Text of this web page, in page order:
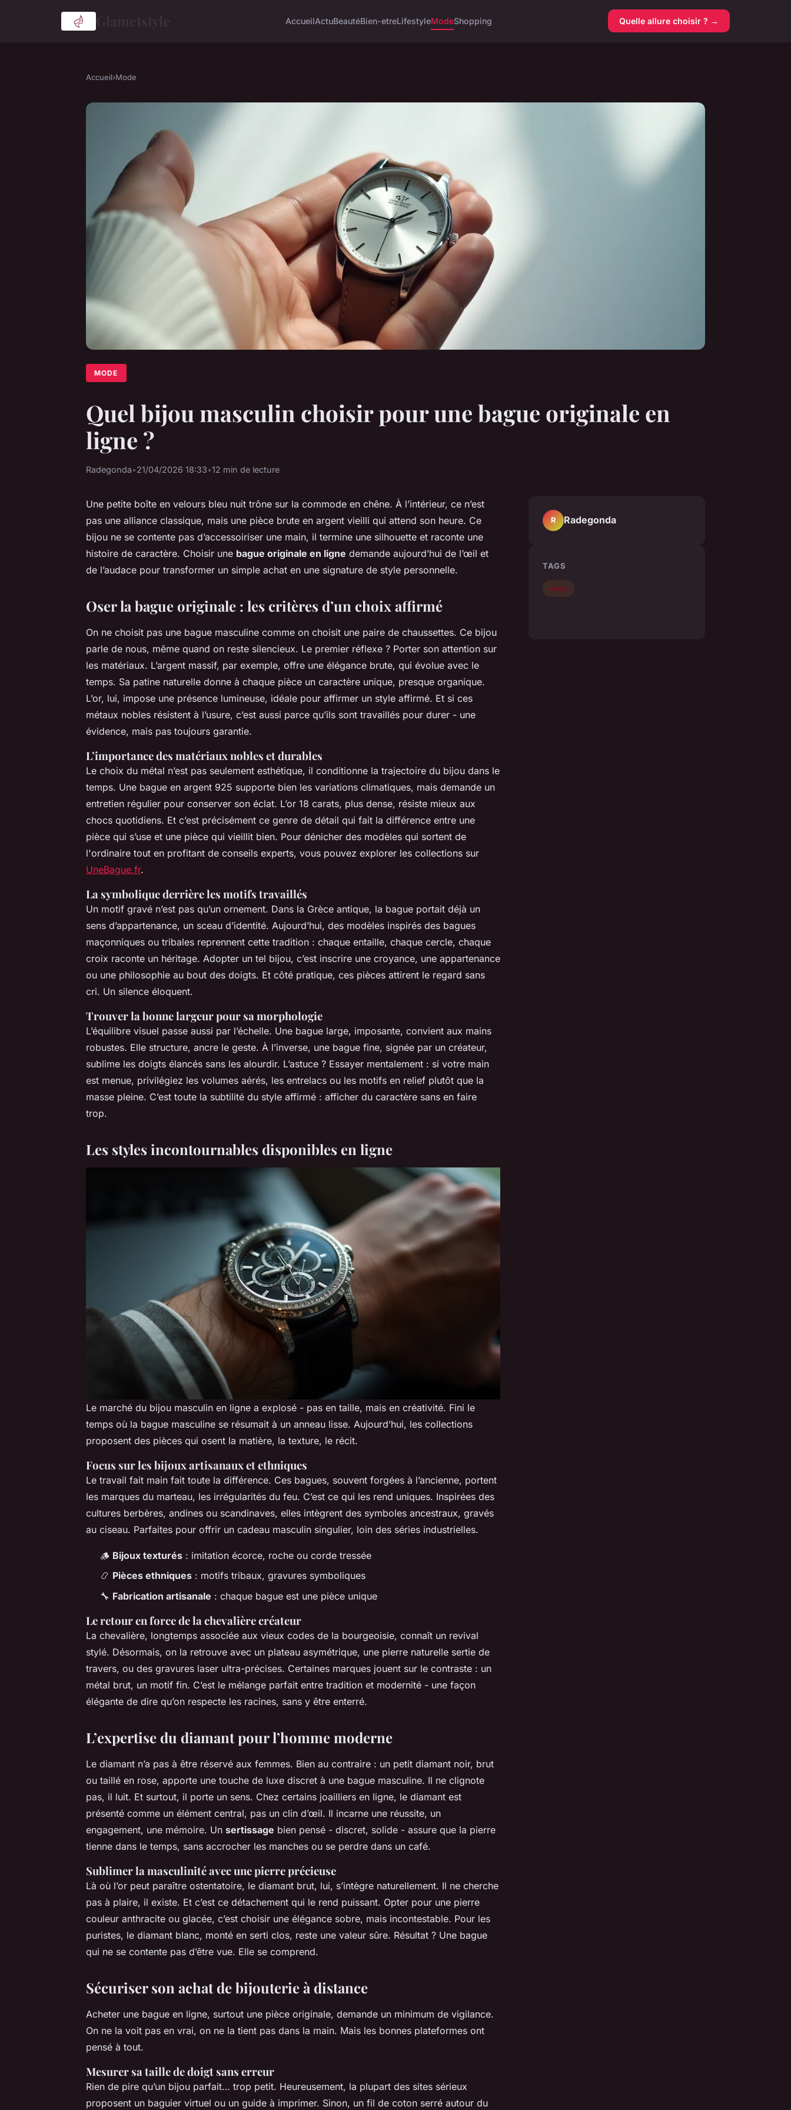
AccueilActuBeautéBien-etreLifestyleModeShopping Quelle allure choisir ? →
Accueil›Mode
MODE
Quel bijou masculin choisir pour une bague originale en
ligne ?
Radegonda•21/04/2026 18:33•12 min de lecture
Une petite boîte en velours bleu nuit trône sur la commode en chêne. À l’intérieur, ce n’est
pas une alliance classique, mais une pièce brute en argent vieilli qui attend son heure. Ce
bijou ne se contente pas d’accessoiriser une main, il termine une silhouette et raconte une
histoire de caractère. Choisir une bague originale en ligne demande aujourd’hui de l’œil et
de l’audace pour transformer un simple achat en une signature de style personnelle.
Oser la bague originale : les critères d’un choix affirmé
On ne choisit pas une bague masculine comme on choisit une paire de chaussettes. Ce bijou
parle de nous, même quand on reste silencieux. Le premier réflexe ? Porter son attention sur
les matériaux. L’argent massif, par exemple, offre une élégance brute, qui évolue avec le
temps. Sa patine naturelle donne à chaque pièce un caractère unique, presque organique.
L’or, lui, impose une présence lumineuse, idéale pour affirmer un style affirmé. Et si ces
métaux nobles résistent à l’usure, c’est aussi parce qu’ils sont travaillés pour durer - une
évidence, mais pas toujours garantie.
L’importance des matériaux nobles et durables
Le choix du métal n’est pas seulement esthétique, il conditionne la trajectoire du bijou dans le
temps. Une bague en argent 925 supporte bien les variations climatiques, mais demande un
entretien régulier pour conserver son éclat. L’or 18 carats, plus dense, résiste mieux aux
chocs quotidiens. Et c’est précisément ce genre de détail qui fait la différence entre une
pièce qui s’use et une pièce qui vieillit bien. Pour dénicher des modèles qui sortent de
l'ordinaire tout en profitant de conseils experts, vous pouvez explorer les collections sur
UneBague.fr.
La symbolique derrière les motifs travaillés
Un motif gravé n’est pas qu’un ornement. Dans la Grèce antique, la bague portait déjà un
sens d’appartenance, un sceau d’identité. Aujourd’hui, des modèles inspirés des bagues
maçonniques ou tribales reprennent cette tradition : chaque entaille, chaque cercle, chaque
croix raconte un héritage. Adopter un tel bijou, c’est inscrire une croyance, une appartenance
ou une philosophie au bout des doigts. Et côté pratique, ces pièces attirent le regard sans
cri. Un silence éloquent.
Trouver la bonne largeur pour sa morphologie
L’équilibre visuel passe aussi par l’échelle. Une bague large, imposante, convient aux mains
robustes. Elle structure, ancre le geste. À l’inverse, une bague fine, signée par un créateur,
sublime les doigts élancés sans les alourdir. L’astuce ? Essayer mentalement : si votre main
est menue, privilégiez les volumes aérés, les entrelacs ou les motifs en relief plutôt que la
masse pleine. C’est toute la subtilité du style affirmé : afficher du caractère sans en faire
trop.
Les styles incontournables disponibles en ligne
Le marché du bijou masculin en ligne a explosé - pas en taille, mais en créativité. Fini le
temps où la bague masculine se résumait à un anneau lisse. Aujourd’hui, les collections
proposent des pièces qui osent la matière, la texture, le récit.
Focus sur les bijoux artisanaux et ethniques
Le travail fait main fait toute la différence. Ces bagues, souvent forgées à l’ancienne, portent
les marques du marteau, les irrégularités du feu. C’est ce qui les rend uniques. Inspirées des
cultures berbères, andines ou scandinaves, elles intègrent des symboles ancestraux, gravés
au ciseau. Parfaites pour offrir un cadeau masculin singulier, loin des séries industrielles.
🪵 Bijoux texturés : imitation écorce, roche ou corde tressée
📿 Pièces ethniques : motifs tribaux, gravures symboliques
🔧 Fabrication artisanale : chaque bague est une pièce unique
Le retour en force de la chevalière créateur
La chevalière, longtemps associée aux vieux codes de la bourgeoisie, connaît un revival
stylé. Désormais, on la retrouve avec un plateau asymétrique, une pierre naturelle sertie de
travers, ou des gravures laser ultra-précises. Certaines marques jouent sur le contraste : un
métal brut, un motif fin. C’est le mélange parfait entre tradition et modernité - une façon
élégante de dire qu’on respecte les racines, sans y être enterré.
L’expertise du diamant pour l’homme moderne
Le diamant n’a pas à être réservé aux femmes. Bien au contraire : un petit diamant noir, brut
ou taillé en rose, apporte une touche de luxe discret à une bague masculine. Il ne clignote
pas, il luit. Et surtout, il porte un sens. Chez certains joailliers en ligne, le diamant est
présenté comme un élément central, pas un clin d’œil. Il incarne une réussite, un
engagement, une mémoire. Un sertissage bien pensé - discret, solide - assure que la pierre
tienne dans le temps, sans accrocher les manches ou se perdre dans un café.
Sublimer la masculinité avec une pierre précieuse
Là où l’or peut paraître ostentatoire, le diamant brut, lui, s’intègre naturellement. Il ne cherche
pas à plaire, il existe. Et c’est ce détachement qui le rend puissant. Opter pour une pierre
couleur anthracite ou glacée, c’est choisir une élégance sobre, mais incontestable. Pour les
puristes, le diamant blanc, monté en serti clos, reste une valeur sûre. Résultat ? Une bague
qui ne se contente pas d’être vue. Elle se comprend.
Sécuriser son achat de bijouterie à distance
Acheter une bague en ligne, surtout une pièce originale, demande un minimum de vigilance.
On ne la voit pas en vrai, on ne la tient pas dans la main. Mais les bonnes plateformes ont
pensé à tout.
Mesurer sa taille de doigt sans erreur
Rien de pire qu’un bijou parfait… trop petit. Heureusement, la plupart des sites sérieux
proposent un baguier virtuel ou un guide à imprimer. Sinon, un fil de coton serré autour du
R Radegonda
TAGS
mode